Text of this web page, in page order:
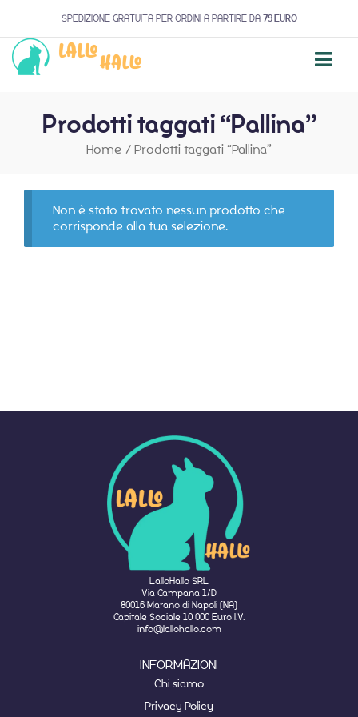
SPEDIZIONE GRATUITA PER ORDINI A PARTIRE DA 79 EURO
Prodotti taggati “Pallina”
Home / Prodotti taggati “Pallina”
Non è stato trovato nessun prodotto che
corrisponde alla tua selezione.
LalloHallo SRL
Via Campana 1/D
80016 Marano di Napoli (NA)
Capitale Sociale 10 000 Euro I.V.
info@lallohallo.com
INFORMAZIONI
Chi siamo
Privacy Policy